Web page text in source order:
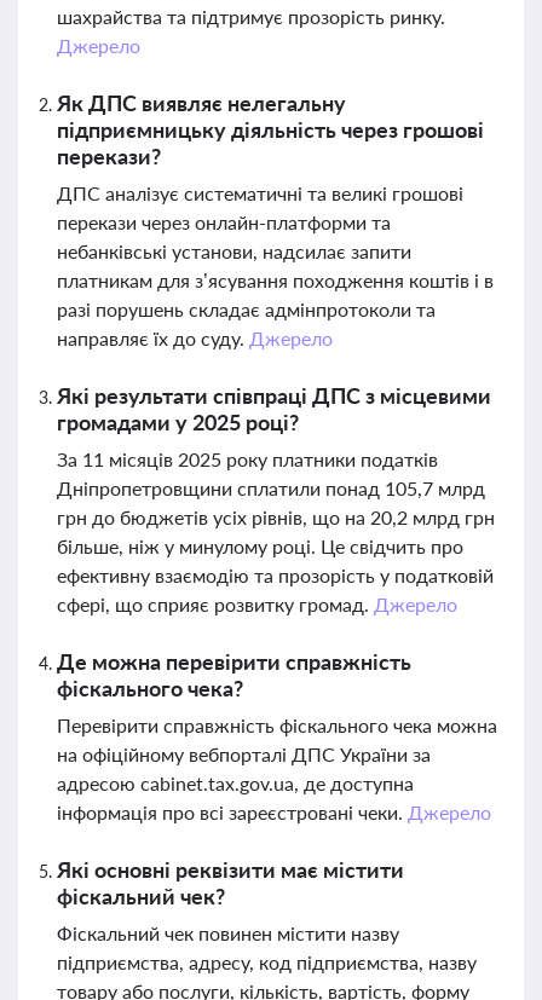
шахрайства та підтримує прозорість ринку.
Джерело
Як ДПС виявляє нелегальну
підприємницьку діяльність через грошові
перекази?
ДПС аналізує систематичні та великі грошові
перекази через онлайн-платформи та
небанківські установи, надсилає запити
платникам для з’ясування походження коштів і в
разі порушень складає адмінпротоколи та
направляє їх до суду. Джерело
Які результати співпраці ДПС з місцевими
громадами у 2025 році?
За 11 місяців 2025 року платники податків
Дніпропетровщини сплатили понад 105,7 млрд
грн до бюджетів усіх рівнів, що на 20,2 млрд грн
більше, ніж у минулому році. Це свідчить про
ефективну взаємодію та прозорість у податковій
сфері, що сприяє розвитку громад. Джерело
Де можна перевірити справжність
фіскального чека?
Перевірити справжність фіскального чека можна
на офіційному вебпорталі ДПС України за
адресою cabinet.tax.gov.ua, де доступна
інформація про всі зареєстровані чеки. Джерело
Які основні реквізити має містити
фіскальний чек?
Фіскальний чек повинен містити назву
підприємства, адресу, код підприємства, назву
товару або послуги, кількість, вартість, форму